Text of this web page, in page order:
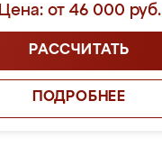
Цена: от 46 000 руб.
РАССЧИТАТЬ
ПОДРОБНЕЕ